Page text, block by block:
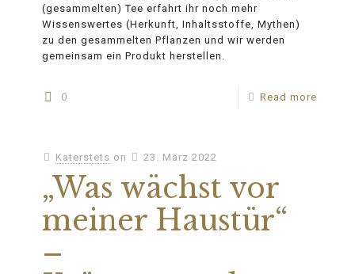
(gesammelten) Tee erfahrt ihr noch mehr
Wissenswertes (Herkunft, Inhaltsstoffe, Mythen)
zu den gesammelten Pflanzen und wir werden
gemeinsam ein Produkt herstellen.
0 Read more
Katerstets on 23. März 2022
„Was wächst vor
meiner Haustür“
–